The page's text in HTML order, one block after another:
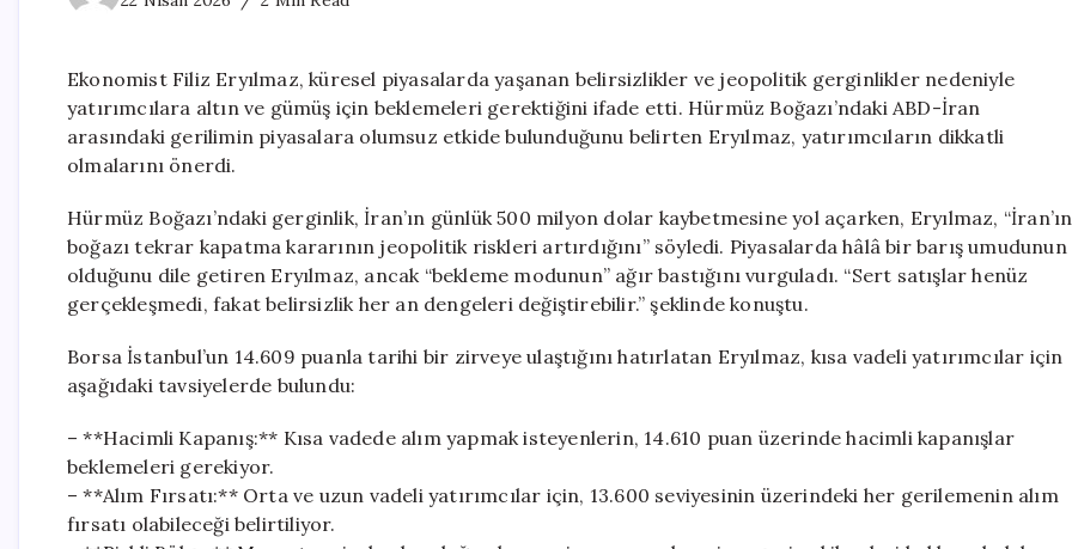
ve
Gümüş
İçin
Bekleme
Kritik
Gün
için
Ekonomist Filiz Eryılmaz, küresel piyasalarda yaşanan belirsizlikler ve jeopolitik gerginlikler nedeniyle
yatırımcılara altın ve gümüş için beklemeleri gerektiğini ifade etti. Hürmüz Boğazı’ndaki ABD-İran
arasındaki gerilimin piyasalara olumsuz etkide bulunduğunu belirten Eryılmaz, yatırımcıların dikkatli
olmalarını önerdi.
Hürmüz Boğazı’ndaki gerginlik, İran’ın günlük 500 milyon dolar kaybetmesine yol açarken, Eryılmaz, “İran’ın
boğazı tekrar kapatma kararının jeopolitik riskleri artırdığını” söyledi. Piyasalarda hâlâ bir barış umudunun
olduğunu dile getiren Eryılmaz, ancak “bekleme modunun” ağır bastığını vurguladı. “Sert satışlar henüz
gerçekleşmedi, fakat belirsizlik her an dengeleri değiştirebilir.” şeklinde konuştu.
Borsa İstanbul’un 14.609 puanla tarihi bir zirveye ulaştığını hatırlatan Eryılmaz, kısa vadeli yatırımcılar için
aşağıdaki tavsiyelerde bulundu:
– **Hacimli Kapanış:** Kısa vadede alım yapmak isteyenlerin, 14.610 puan üzerinde hacimli kapanışlar
beklemeleri gerekiyor.
– **Alım Fırsatı:** Orta ve uzun vadeli yatırımcılar için, 13.600 seviyesinin üzerindeki her gerilemenin alım
fırsatı olabileceği belirtiliyor.